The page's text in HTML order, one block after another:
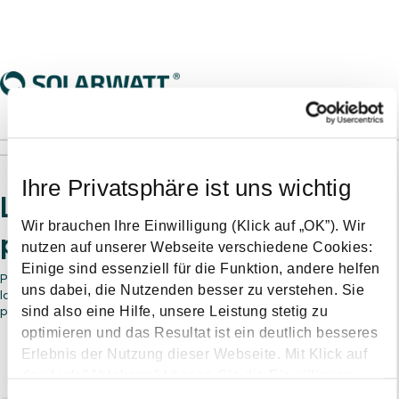
Ihre Privatsphäre ist uns wichtig
Wir brauchen Ihre Einwilligung (Klick auf „OK”). Wir
nutzen auf unserer Webseite verschiedene Cookies:
Einige sind essenziell für die Funktion, andere helfen
uns dabei, die Nutzenden besser zu verstehen. Sie
sind also eine Hilfe, unsere Leistung stetig zu
optimieren und das Resultat ist ein deutlich besseres
Erlebnis der Nutzung dieser Webseite. Mit Klick auf
Let's plan your commercial
project.
Provide us with some information and we'll connect you with a
local solar expert who can help you through every stage of your
project. First, what kind of project can we help you with?